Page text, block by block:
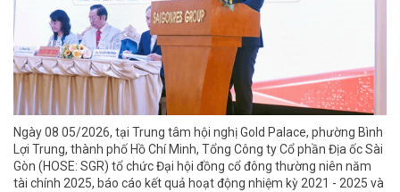
Ngày 08 05/2026, tại Trung tâm hội nghị Gold Palace, phường Bình
Lợi Trung, thành phố Hồ Chí Minh, Tổng Công ty Cổ phần Địa ốc Sài
Gòn (HOSE: SGR) tổ chức Đại hội đồng cổ đông thường niên năm
tài chính 2025, báo cáo kết quả hoạt động nhiệm kỳ 2021 - 2025 và